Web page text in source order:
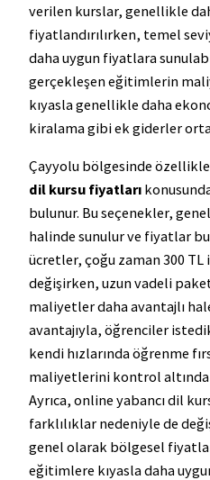
verilen kurslar, genellikle
fiyatlandırılırken, temel
daha uygun fiyatlara
gerçekleşen eğitimlerin
kıyasla genellikle daha
kiralama gibi ek giderler
Çayyolu bölgesinde özellikle
dil kursu fiyatları
bulunur. Bu seçenekler,
halinde sunulur ve fiyatlar
ücretler, çoğu zaman 300 TL
değişirken, uzun vadeli
maliyetler daha avantajlı
avantajıyla, öğrenciler
kendi hızlarında öğrenme
maliyetlerini kontrol altında
Ayrıca, online yabancı dil
farklılıklar nedeniyle de
genel olarak bölgesel
eğitimlere kıyasla daha